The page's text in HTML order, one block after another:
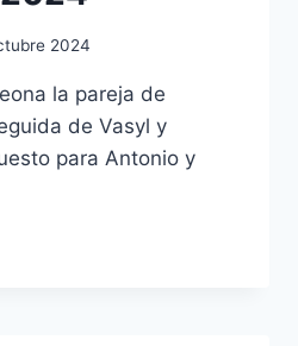
2024
la pareja de
de Vasyl y
para Antonio y